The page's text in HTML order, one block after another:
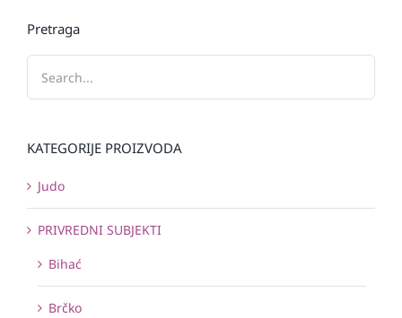
Pretraga
KATEGORIJE PROIZVODA
Judo
PRIVREDNI SUBJEKTI
Bihać
Brčko